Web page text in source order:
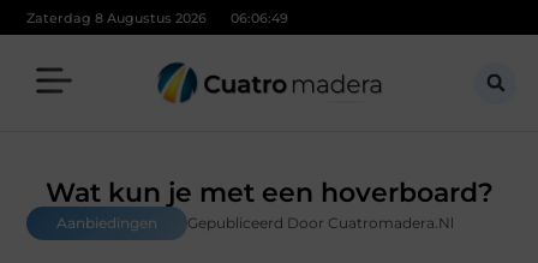
Zaterdag 8 Augustus 2026 06:06:51
Wat kun je met een hoverboard?
Aanbiedingen Gepubliceerd Door Cuatromadera.nl